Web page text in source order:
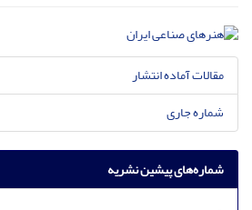
مقالات آماده انتشار
شماره جاری
شماره‌های پیشین نشریه